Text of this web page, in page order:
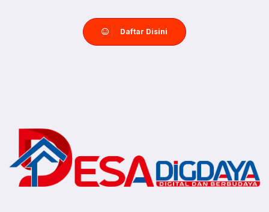
Daftar Disini